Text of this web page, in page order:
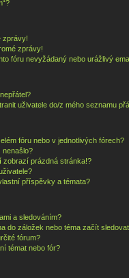
zprávy!
zprávy!
fóru nevyžádaný nebo urážlivý
uživatele do/z mého seznamu
fóru nebo v jednotlivých fórech?
nenašlo?
zobrazí prázdná stránka!?
příspěvky a témata?
a sledováním?
do záložek nebo téma začít
fórum?
témat nebo fór?